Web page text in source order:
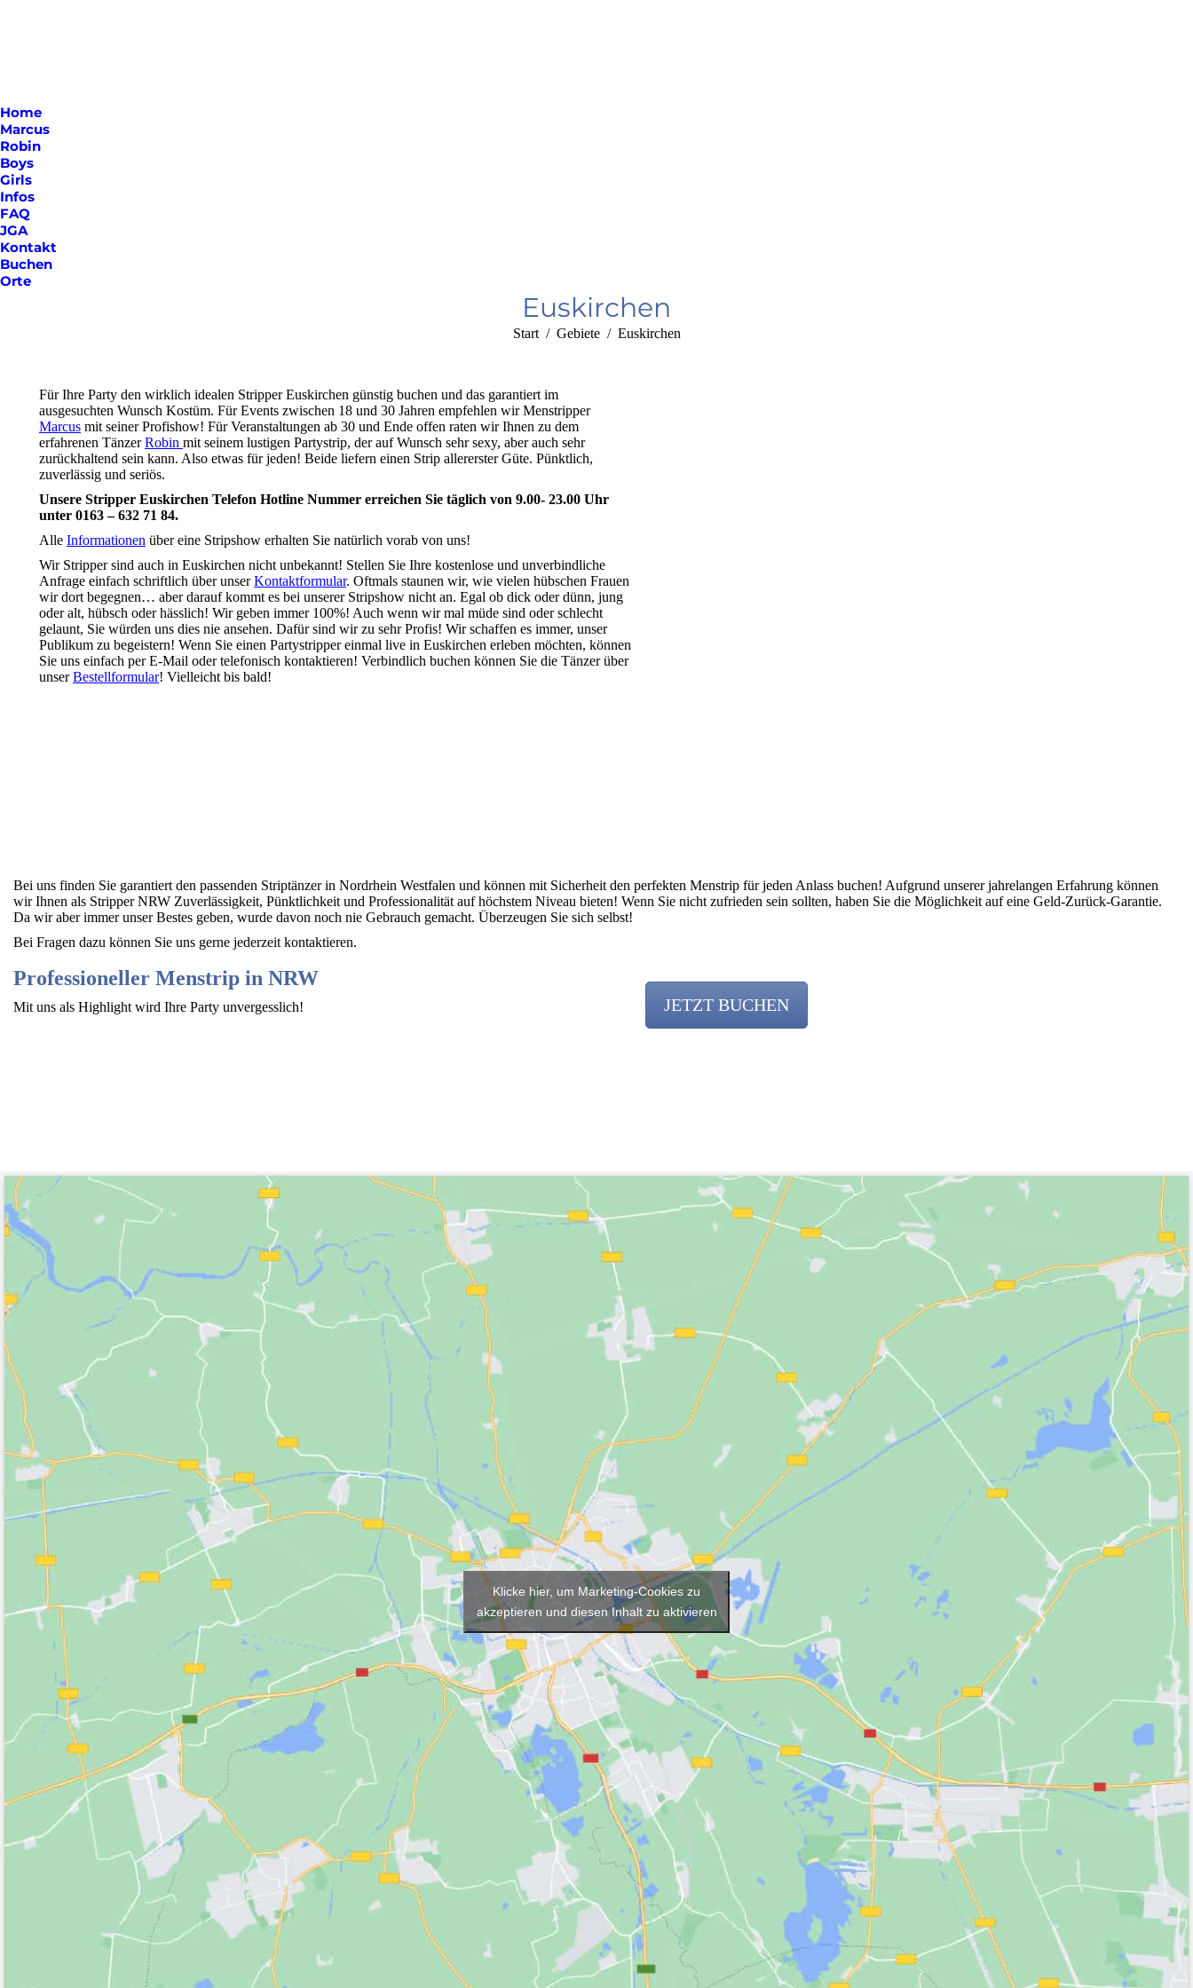
Home
Marcus
Robin
Boys
Girls
Infos
FAQ
JGA
Kontakt
Buchen
Orte
Euskirchen
Sie befinden sich hier:
Start Gebiete Euskirchen
Für Ihre Party den wirklich idealen Stripper Euskirchen günstig buchen und das garantiert im
ausgesuchten Wunsch Kostüm. Für Events zwischen 18 und 30 Jahren empfehlen wir Menstripper
Marcus mit seiner Profishow! Für Veranstaltungen ab 30 und Ende offen raten wir Ihnen zu dem
erfahrenen TänzerRobin mit seinem lustigen Partystrip, der auf Wunsch sehr sexy, aber auch sehr
zurückhaltend sein kann. Also etwas für jeden! Beide liefern einen Strip allererster Güte. Pünktlich,
zuverlässig und seriös.
Unsere Stripper Euskirchen Telefon Hotline Nummer erreichen Sie täglich von 9.00- 23.00 Uhr
unter 0163 – 632 71 84.
Alle Informationen über eine Stripshow erhalten Sie natürlich vorab von uns!
Wir Stripper sind auch in Euskirchen nicht unbekannt! Stellen Sie Ihre kostenlose und unverbindliche
Anfrage einfach schriftlich über unserKontaktformular. Oftmals staunen wir, wie vielen hübschen Frauen
wir dort begegnen… aber darauf kommt es bei unserer Stripshow nicht an. Egal ob dick oder dünn, jung
oder alt, hübsch oder hässlich! Wir geben immer 100%! Auch wenn wir mal müde sind oder schlecht
gelaunt, Sie würden uns dies nie ansehen. Dafür sind wir zu sehr Profis! Wir schaffen es immer, unser
Publikum zu begeistern! Wenn Sie einen Partystripper einmal live in Euskirchen erleben möchten, können
Sie uns einfach per E-Mail oder telefonisch kontaktieren! Verbindlich buchen können Sie die Tänzer über
unserBestellformular! Vielleicht bis bald!
Bei uns finden Sie garantiert den passenden Striptänzer in Nordrhein Westfalen und können mit Sicherheit den perfekten Menstrip für jeden Anlass buchen! Aufgrund unserer jahrelangen Erfahrung können
wir Ihnen als Stripper NRW Zuverlässigkeit, Pünktlichkeit und Professionalität auf höchstem Niveau bieten! Wenn Sie nicht zufrieden sein sollten, haben Sie die Möglichkeit auf eine Geld-Zurück-Garantie.
Da wir aber immer unser Bestes geben, wurde davon noch nie Gebrauch gemacht. Überzeugen Sie sich selbst!
Bei Fragen dazu können Sie uns gerne jederzeit kontaktieren.
Professioneller Menstrip in NRW
Mit uns als Highlight wird Ihre Party unvergesslich! JETZT BUCHEN
Klicke hier, um Marketing-Cookies zu
akzeptieren und diesen Inhalt zu aktivieren